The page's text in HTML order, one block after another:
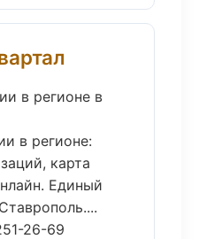
в регионе в
в регионе:
карта
Единый
26-69